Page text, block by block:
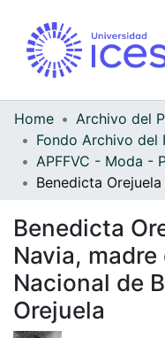
Home
Benedicta
Navia, madre
Nacional de
Orejuela